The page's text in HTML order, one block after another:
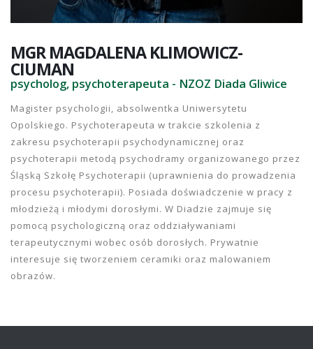
MGR MAGDALENAKLIMOWICZ-
CIUMAN
psycholog, psychoterapeuta - NZOZ Diada Gliwice
Magister psychologii, absolwentka Uniwersytetu
Opolskiego. Psychoterapeuta w trakcie szkolenia z
zakresu psychoterapii psychodynamicznej oraz
psychoterapii metodą psychodramy organizowanego przez
Śląską Szkołę Psychoterapii (uprawnienia do prowadzenia
procesu psychoterapii). Posiada doświadczenie w pracy z
młodzieżą i młodymi dorosłymi. W Diadzie zajmuje się
pomocą psychologiczną oraz oddziaływaniami
terapeutycznymi wobec osób dorosłych. Prywatnie
interesuje się tworzeniem ceramiki oraz malowaniem
obrazów.